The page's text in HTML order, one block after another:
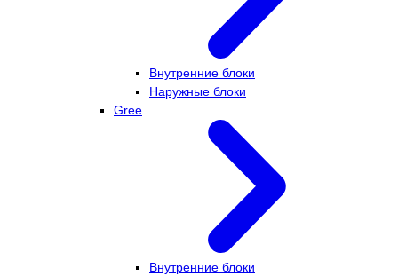
Внутренние блоки
Наружные блоки
Gree
Внутренние блоки